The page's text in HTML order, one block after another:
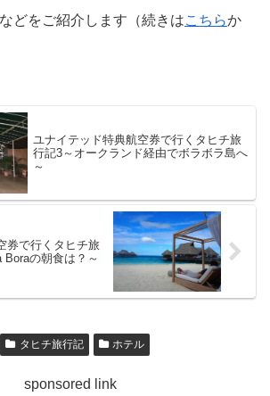
どをご紹介します（続きはこちらか
ユナイテッド特典航空券で行くタヒチ旅
行記3～オークランド経由でボラボラ島へ
～
券で行くタヒチ旅
Boraの朝食は？～
タヒチ旅行記 ホテル
sponsored link